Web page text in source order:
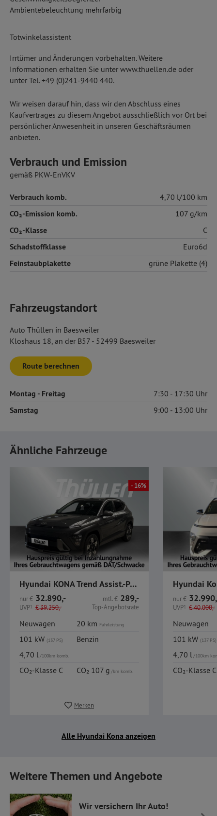
Ambientebeleuchtung mehrfarbig
Totwinkelassistent
Irrtümer und Änderungen vorbehalten. Weitere
Informationen erhalten Sie unter www.thuellen.de oder
unter Tel. +49 (0)241-9440 440.
Wir weisen darauf hin, dass wir den Abschluss eines
Kaufvertrages zu diesem Angebot ausschließlich vor Ort bei
persönlicher Anwesenheit in unseren Geschäftsräumen
anbieten.
Verbrauch und Emission
gemäß PKW-EnVKV
Verbrauch komb. 4,70 l/100 km
CO₂-Emission komb. 107 g/km
CO₂-Klasse C
Schadstoffklasse Euro6d
Feinstaubplakette grüne Plakette (4)
Fahrzeugstandort
Auto Thüllen in Baesweiler
Kloshaus 18, an der B57 - 52499 Baesweiler
Route berechnen
Montag - Freitag 7:30 17:30
Samstag 9:00 13:00
Ähnliche Fahrzeuge
- 16%
Hyundai KONA Trend Assist.-Pak. el. Heckkl. 1.6 HYBRID
nur€ 32.890,-
UVP1 €39.250,-
mtl.€ 289,-
Top-Angebotsrate
Neuwagen 20 km Fahrleistung
101 kW (137 PS)
Benzin
4,70 l/100km komb.
CO₂-Klasse C CO₂ 107 g/km komb.
Merken
nur€
UVP1 €40.000,-
Neuwagen
101 kW (137 PS)
4,70 l/100km
CO₂-Klasse C
Alle Hyundai Kona anzeigen
Weitere Themen und Angebote
Wir versichern Ihr Auto!